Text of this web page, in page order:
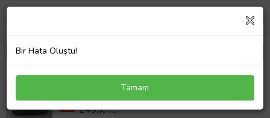
KOOPMAN FIRIN KABI
%38 399,00 TL
249,00 TL
Bir Hata Oluştu!
Tamam